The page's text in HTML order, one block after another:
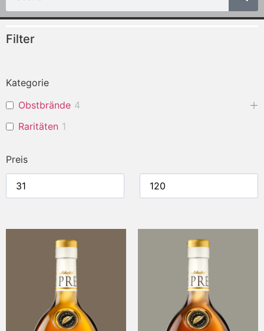
Filter
Kategorie
Obstbrände 4
Raritäten 1
Preis